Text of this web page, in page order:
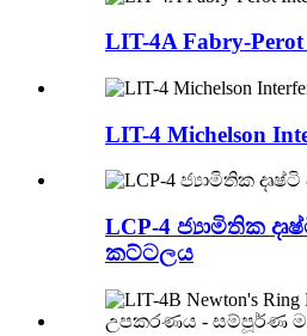
LIT-4A Fabry-
LIT-4 Michelson
LCP-4 ජ්‍යාමිතික
කට්ටලය